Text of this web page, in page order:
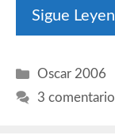
Sigue
Categorías
Oscar 2006
3